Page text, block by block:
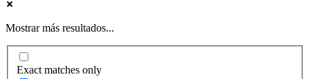
Mostrar más resultados...
Exact matches only